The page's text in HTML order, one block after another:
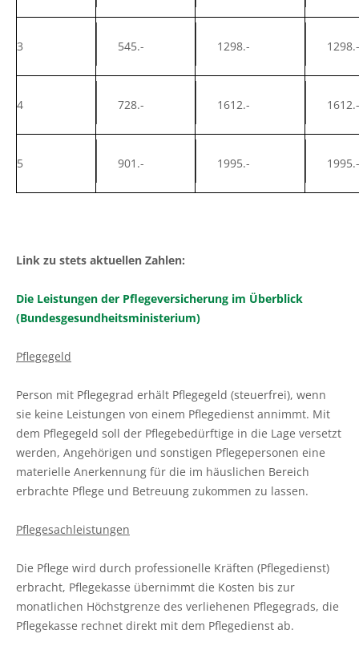
3 545.- 1298.- 1298.-
4 728.- 1612.- 1612.-
5 901.- 1995.- 1995.-
Link zu stets aktuellen Zahlen:
Die Leistungen der Pflegeversicherung im Überblick
(Bundesgesundheitsministerium)
Pflegegeld
Person mit Pflegegrad erhält Pflegegeld (steuerfrei), wenn
sie keine Leistungen von einem Pflegedienst annimmt. Mit
dem Pflegegeld soll der Pflegebedürftige in die Lage versetzt
werden, Angehörigen und sonstigen Pflegepersonen eine
materielle Anerkennung für die im häuslichen Bereich
erbrachte Pflege und Betreuung zukommen zu lassen.
Pflegesachleistungen
Die Pflege wird durch professionelle Kräften (Pflegedienst)
erbracht, Pflegekasse übernimmt die Kosten bis zur
monatlichen Höchstgrenze des verliehenen Pflegegrads, die
Pflegekasse rechnet direkt mit dem Pflegedienst ab.